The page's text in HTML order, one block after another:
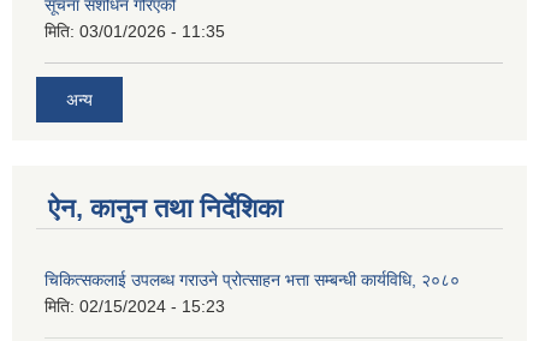
सूचना संशोधन गरिएको
मिति: 03/01/2026 - 11:35
अन्य
ऐन, कानुन तथा निर्देशिका
चिकित्सकलाई उपलब्ध गराउने प्रोत्साहन भत्ता सम्बन्धी कार्यविधि, २०८०
मिति: 02/15/2024 - 15:23